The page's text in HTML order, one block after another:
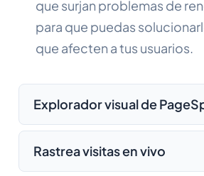
que surjan problemas de
para que puedas
que afecten a tus usuarios.
Explorador visual de
Rastrea visitas en vivo